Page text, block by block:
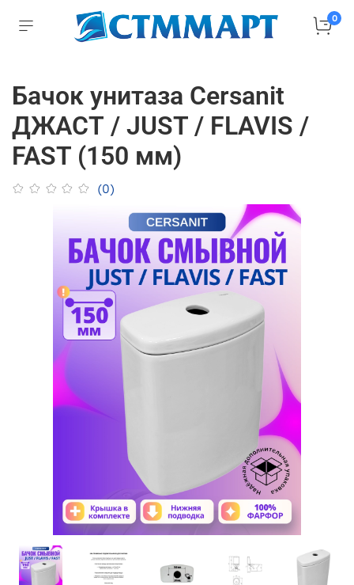
0
Бачок унитаза Cersanit
ДЖАСТ / JUST / FLAVIS /
FAST (150 мм)
(0)